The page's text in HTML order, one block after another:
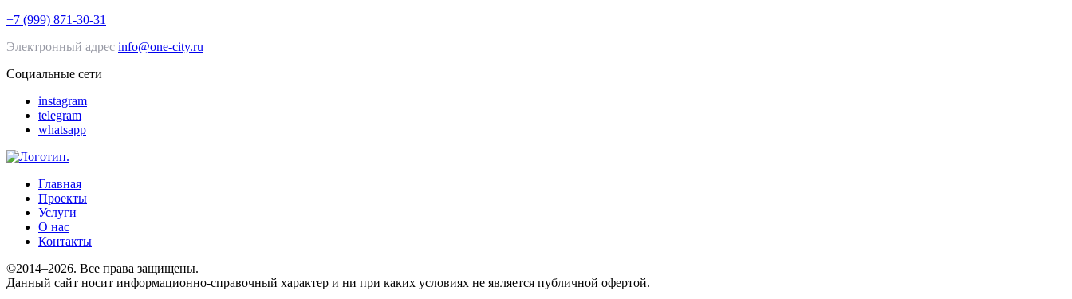
+7 (999) 871-30-31
Электронный адрес info@one-city.ru
Социальные сети
instagram
telegram
whatsapp
Главная
Проекты
Услуги
О нас
Контакты
©2014–2026. Все права защищены.
Данный сайт носит информационно-справочный характер и ни при каких условиях не является публичной офертой.